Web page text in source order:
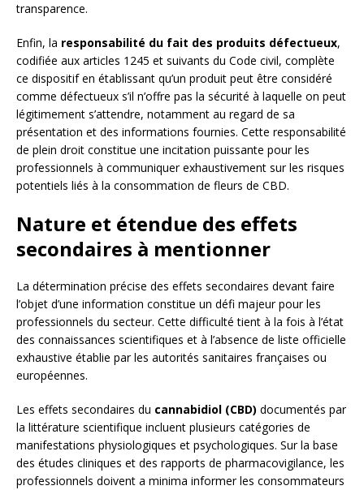
transparence.
Enfin, la responsabilité du fait des produits défectueux,
codifiée aux articles 1245 et suivants du Code civil, complète
ce dispositif en établissant qu’un produit peut être considéré
comme défectueux s’il n’offre pas la sécurité à laquelle on peut
légitimement s’attendre, notamment au regard de sa
présentation et des informations fournies. Cette responsabilité
de plein droit constitue une incitation puissante pour les
professionnels à communiquer exhaustivement sur les risques
potentiels liés à la consommation de fleurs de CBD.
Nature et étendue des effets
secondaires à mentionner
La détermination précise des effets secondaires devant faire
l’objet d’une information constitue un défi majeur pour les
professionnels du secteur. Cette difficulté tient à la fois à l’état
des connaissances scientifiques et à l’absence de liste officielle
exhaustive établie par les autorités sanitaires françaises ou
européennes.
Les effets secondaires du cannabidiol (CBD) documentés par
la littérature scientifique incluent plusieurs catégories de
manifestations physiologiques et psychologiques. Sur la base
des études cliniques et des rapports de pharmacovigilance, les
professionnels doivent a minima informer les consommateurs